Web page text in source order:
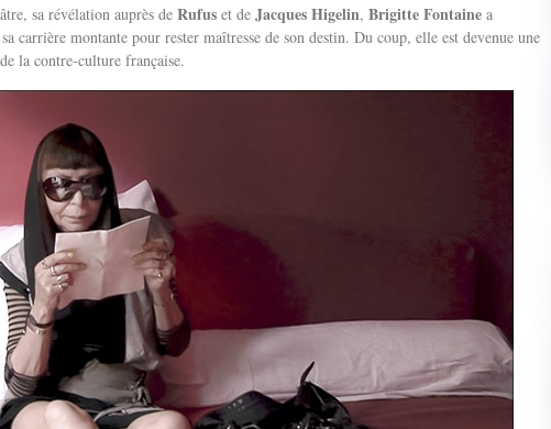
sa révélation auprès de Rufus et de Jacques Higelin, Brigitte Fontaine a
carrière montante pour rester maîtresse de son destin. Du coup, elle est devenue une
la contre-culture française.